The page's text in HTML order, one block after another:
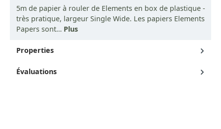
5m de papier à rouler de Elements en box de plastique -
très pratique, largeur Single Wide. Les papiers Elements
Papers sont… Plus
Properties
Évaluations